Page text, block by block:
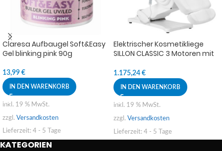
Claresa Aufbaugel Soft&Easy
Gel blinking pink 90g
13,99 €
IN DEN WARENKORB
inkl. 19 % MwSt.
zzgl. Versandkosten
Lieferzeit: 4 - 5 Tage
Elektrischer Kosmetikliege
SILLON CLASSIC 3 Motoren mit
1.175,24 €
IN DEN WARENKORB
inkl. 19 % MwSt.
zzgl. Versandkosten
Lieferzeit: 4 - 5 Tage
KATEGORIEN